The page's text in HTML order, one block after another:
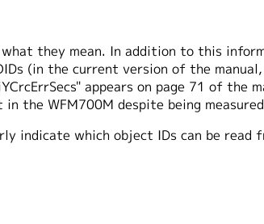
they mean. In addition to this
(in the current version of the
appears on page 71 of
in the WFM700M despite being
indicate which object IDs can be